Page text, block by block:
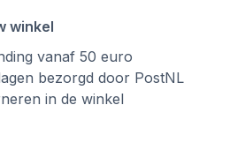
winkel
vanaf 50 euro
bezorgd door PostNL
in de winkel